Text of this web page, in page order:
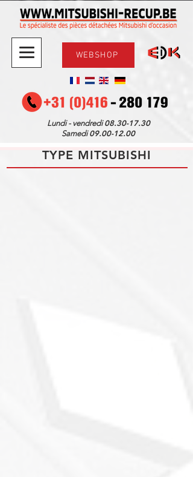
WEBSHOP
Lundi - vendredi08.30-17.30
Samedi09.00-12.00
TYPE MITSUBISHI